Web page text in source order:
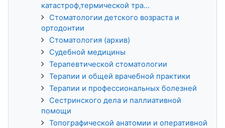
катастроф,термической тра...
Стоматологии детского возраста и
ортодонтии
Стоматология (архив)
Судебной медицины
Терапевтической стоматологии
Терапии и общей врачебной практики
Терапии и профессиональных болезней
Сестринского дела и паллиативной
помощи
Топографической анатомии и оперативной